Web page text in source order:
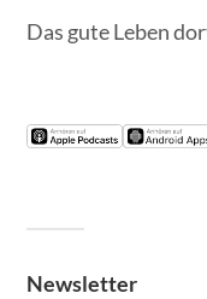
Das gute Leben
Newsletter